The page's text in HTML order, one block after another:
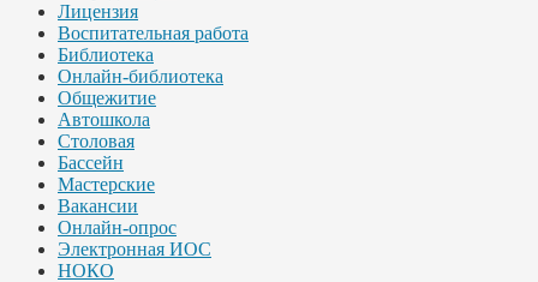
Лицензия
Воспитательная работа
Библиотека
Онлайн-библиотека
Общежитие
Автошкола
Столовая
Бассейн
Мастерские
Вакансии
Онлайн-опрос
Электронная ИОС
НОКО